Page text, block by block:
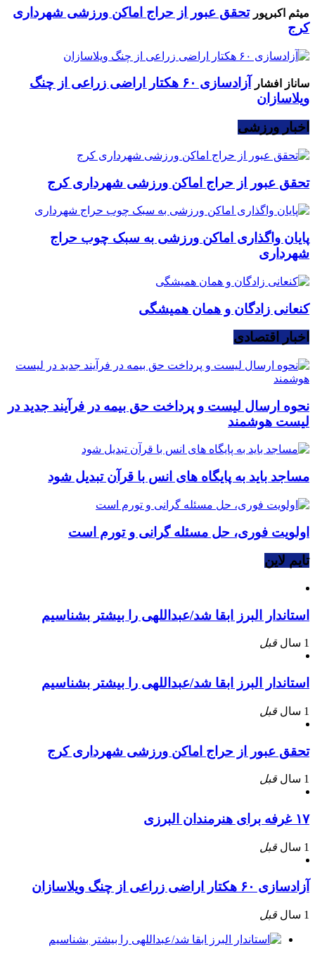
میثم اکبرپور تحقق عبور از حراج اماکن ورزشی شهرداری
کرج
ساناز افشار
آزادسازی ۶۰ هکتار اراضی زراعی از چنگ
ویلاسازان
اخبار ورزشی
تحقق عبور از حراج اماکن ورزشی شهرداری کرج
پایان واگذاری اماکن ورزشی به سبک چوب حراج
شهرداری
کنعانی زادگان و همان همیشگی
اخبار اقتصادی
نحوه ارسال لیست و پرداخت حق بیمه در فرآیند جدید در
لیست هوشمند
مساجد باید به پایگاه های انس با قرآن تبدیل شود
اولویت فوری، حل مسئله گرانی و تورم است
تایم لاین
استاندار البرز ابقا شد/عبداللهی را بیشتر بشناسیم
1 سال قبل
استاندار البرز ابقا شد/عبداللهی را بیشتر بشناسیم
1 سال قبل
تحقق عبور از حراج اماکن ورزشی شهرداری کرج
1 سال قبل
۱۷ غرفه برای هنرمندان البرزی
1 سال قبل
آزادسازی ۶۰ هکتار اراضی زراعی از چنگ ویلاسازان
1 سال قبل